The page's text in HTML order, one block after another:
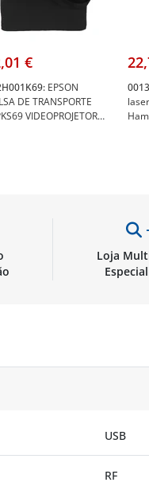
€
EPSON
DE TRANSPORTE
VIDEOPROJETOR
Loja
USB
RF